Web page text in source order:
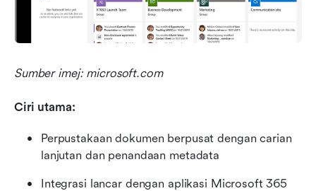
Sumber imej: microsoft.com
Ciri utama:
Perpustakaan dokumen berpusat dengan carian
lanjutan dan penandaan metadata
Integrasi lancar dengan aplikasi Microsoft 365